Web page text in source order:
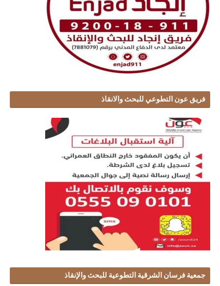
فريق عون التطوعي للبحث والانقاذ
جمعية فرسان الشرقية التطوعية للبحث والإنقاذ